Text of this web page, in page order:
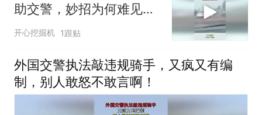
助交警，妙招为何难见成
效
开心挖掘机 1跟贴
外国交警执法敲违规骑手，又疯又有编
制，别人敢怒不敢言啊！